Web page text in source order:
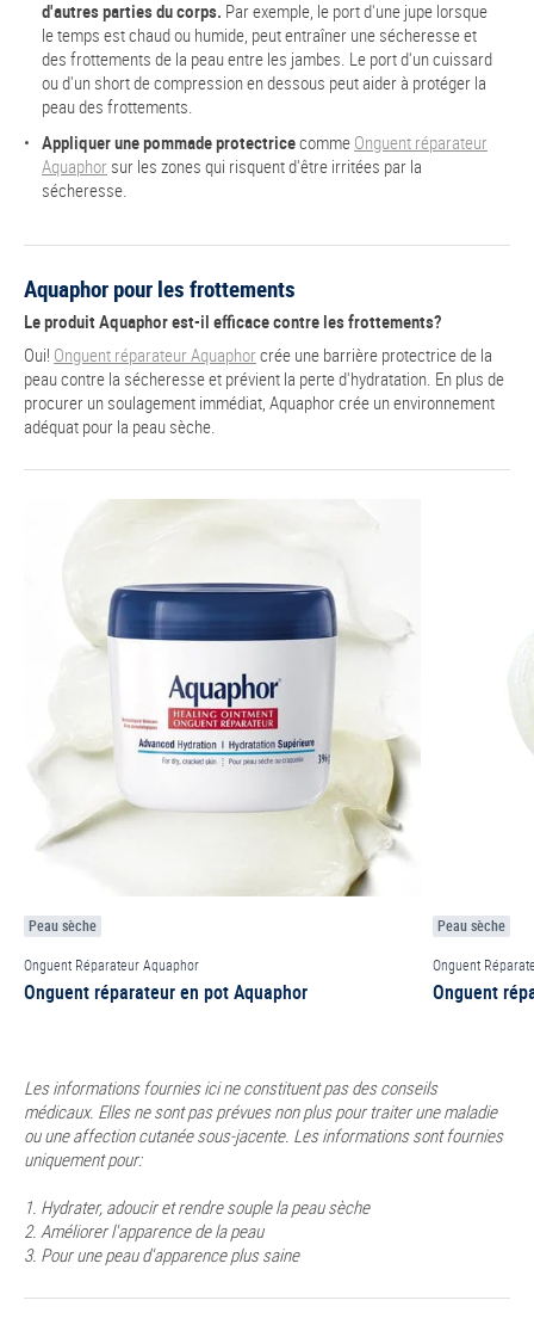
d'autres parties du corps. Par exemple, le port d'une jupe lorsque
le temps est chaud ou humide, peut entraîner une sécheresse et
des frottements de la peau entre les jambes. Le port d'un cuissard
ou d'un short de compression en dessous peut aider à protéger la
peau des frottements.
Appliquer une pommade protectricecomme Onguent réparateur
Aquaphor sur les zones qui risquent d'être irritées par la
sécheresse.
Aquaphor pour les frottements
Le produit Aquaphor est-il efficace contre les frottements?
Oui! Onguent réparateur Aquaphor crée une barrière protectrice de la
peau contre la sécheresse et prévient la perte d'hydratation. En plus de
procurer un soulagement immédiat, Aquaphor crée un environnement
adéquat pour la peau sèche.
Peau sèche
Onguent Réparateur Aquaphor
Onguent réparateur en pot Aquaphor
Peau sèche
Onguent
Onguent
Les informations fournies ici ne constituent pas des conseils
médicaux. Elles ne sont pas prévues non plus pour traiter une maladie
ou une affection cutanée sous-jacente. Les informations sont fournies
uniquement pour:
1. Hydrater, adoucir et rendre souple la peau sèche
2. Améliorer l'apparence de la peau
3. Pour une peau d'apparence plus saine